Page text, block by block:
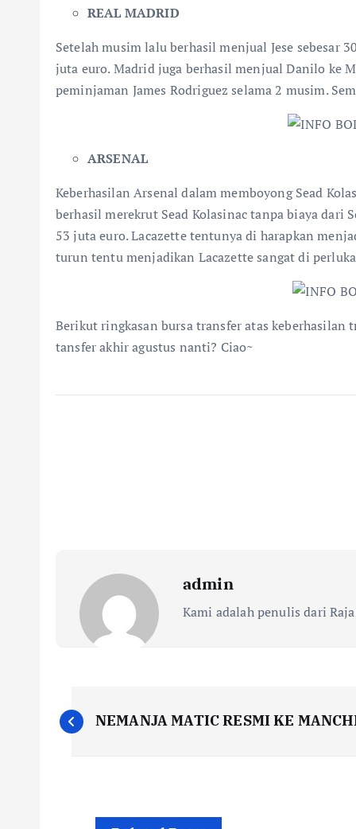
REAL MADRID
Setelah musim lalu berhasil menjual Jese sebesar
juta euro. Madrid juga berhasil menjual Danilo ke
peminjaman James Rodriguez selama 2 musim.
ARSENAL
Keberhasilan Arsenal dalam memboyong Sead
berhasil merekrut Sead Kolasinac tanpa biaya dari
53 juta euro. Lacazette tentunya di harapkan
turun tentu menjadikan Lacazette sangat di
Berikut ringkasan bursa transfer atas
tansfer akhir agustus nanti? Ciao~
admin
Kami adalah penulis dari
N
NEMANJA MATIC RESMI KE